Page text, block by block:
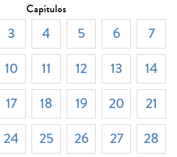
Capítulos
3 4 5 6
7
10 11 12 13
14
17 18 19 20
21
24 25 26 27
28